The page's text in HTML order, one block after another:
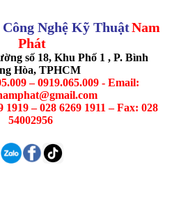
Nghệ Kỹ ThuậtNam
Phát
số 18, Khu Phố 1 , P. Bình
Hòa, TPHCM
– 0919.065.009 - Email:
– 028 6269 1911 – Fax: 028
54002956